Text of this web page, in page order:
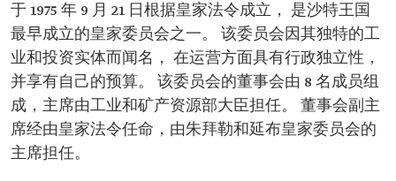
于 1975 年 9 月 21 日根据皇家法令成立， 是沙特王国
最早成立的皇家委员会之一。 该委员会因其独特的工
业和投资实体而闻名， 在运营方面具有行政独立性，
并享有自己的预算。 该委员会的董事会由 8 名成员组
成，主席由工业和矿产资源部大臣担任。 董事会副主
席经由皇家法令任命，由朱拜勒和延布皇家委员会的
主席担任。